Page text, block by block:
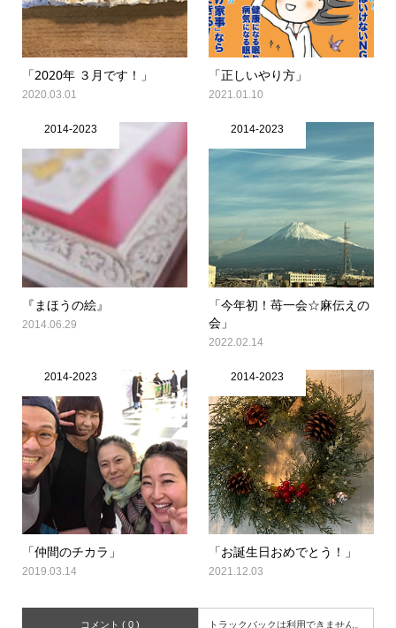
「2020年 ３月です！」
2020.03.01
「正しいやり方」
2021.01.10
2014-2023
『まほうの絵』
2014.06.29
2014-2023
「今年初！苺一会☆麻伝えの
会」
2022.02.14
2014-2023
「仲間のチカラ」
2019.03.14
2014-2023
「お誕生日おめでとう！」
2021.12.03
コメント ( 0 ) トラックバックは利用できません。